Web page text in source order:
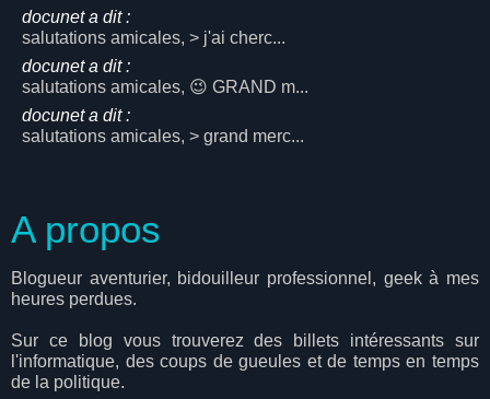
docunet a dit :
salutations amicales, > j'ai cherc...
docunet a dit :
salutations amicales, 😉 GRAND m...
docunet a dit :
salutations amicales, > grand merc...
A propos
Blogueur aventurier, bidouilleur professionnel, geek à mes
heures perdues.
Sur ce blog vous trouverez des billets intéressants sur
l'informatique, des coups de gueules et de temps en temps
de la politique.